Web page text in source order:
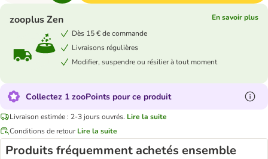
zooplus Zen
En savoir plus
Dès 15 € de commande
Livraisons régulières
Modifier, suspendre ou résilier à tout moment
Collectez 1 zooPoints pour ce produit
Livraison estimée : 2-3 jours ouvrés. Lire la suite
Conditions de retour Lire la suite
Produits fréquemment achetés ensemble